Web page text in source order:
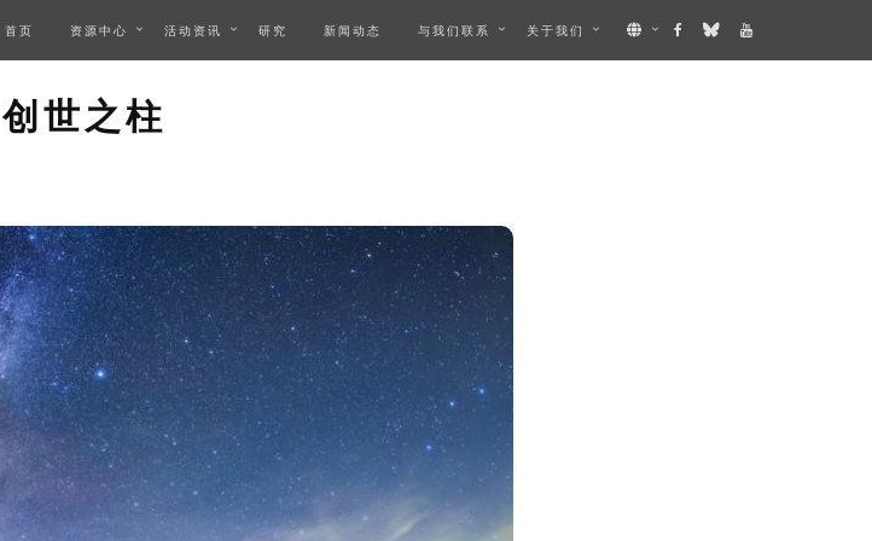
首页 资源中心 活动资讯 研究 新闻动态 与我们联系 关于我们
THIS PAGE DESCRIBES AN IMAGE
创世之柱